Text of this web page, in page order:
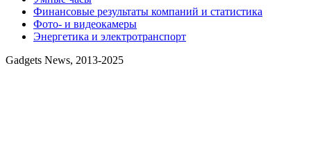
Финансовые результаты компаний и статистика
Фото- и видеокамеры
Энергетика и электротранспорт
Gadgets News, 2013-2025